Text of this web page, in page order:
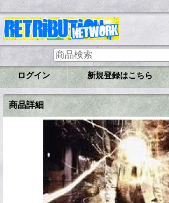
ログイン 新規登録はこちら
商品詳細